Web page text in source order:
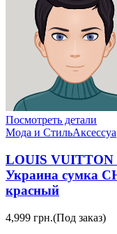
Посмотреть детали
Мода и Стиль
LOUIS VUITTON
Украина сумка
красный
4,999 грн.(Под заказ)